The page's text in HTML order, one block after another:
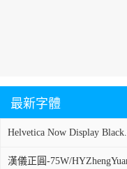
最新字體
Helvetica Now Display
漢儀正圓-75W/